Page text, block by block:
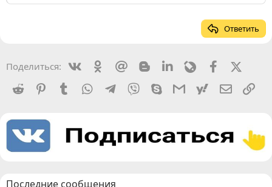
Ответить
Поделиться: VkontakteOdnoklassniki
Mail.ru BloggerLinkedinLivejournalFacebook
Reddit
PinterestTumblr WhatsAppTelegram
Viber SkypeGmailyahoomail
Последние сообщения